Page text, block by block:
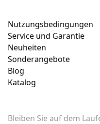
Nutzungsbedingungen
Service und Garantie
Neuheiten
Sonderangebote
Blog
Katalog
Bleiben Sie auf dem